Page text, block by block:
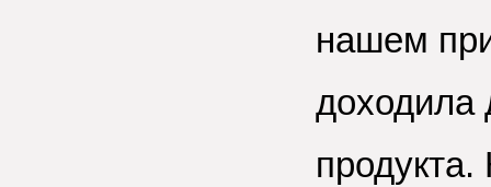
нашем
доходила
продукта.